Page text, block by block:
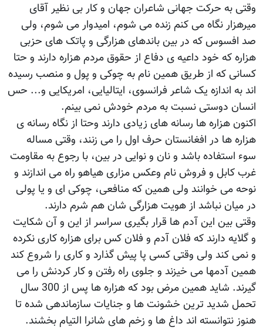
وقتی به حرکت جهانی شاعران جهان و کار بی نظیر آقای
میرهزار نگاه می کنم زنده می شوم، امیدوار می شوم، ولی
صد افسوس که در بین باندهای هزارگی و پاتک های حزبی
هزاره که خود داعیه ی دفاع از حقوق مردم هزاره دارند و حتا
کسانی که از طریق همین نام به چوکی و پول و منصب رسیده
اند به اندازه یک شاعر فرانسوی، ایتالیایی، امریکایی و... حس
انسان دوستی نسبت به مردم خودش نمی بینم.
اکنون هزاره ها رسانه های زیادی دارند وحتا از نگاه رسانه ی
هزاره ها در افغانستان حرف اول را می زنند، وقتی مساله
سوء استفاده باشد و نان و نوایی در بین، با رجوع به مقاومت
غرب کابل و فروش نام وعکس مزاری هیاهو راه می اندازند و
نوحه می خوانند ولی همین که منافعی، چوکی ای و یا پولی
در میان نباشد از هویت هزارگی شان هم شرم دارند.
وقتی بین این آدم ها قرار بگیری سراسر از این و آن شکایت
و گلایه دارند که فلان آدم و فلان کس برای هزاره کاری نکرده
و نمی کند ولی وقتی کسی پا پیش گذارد و کاری را شروع کند
همین آدمها می خیزند و جلوی راه رفتن و کار کردنش را می
گیرند. شاید همین مرض بود که هزاره ها پس از 300 سال
تحمل شدید ترین خشونت ها و جنایات سازماندهی شده تا
هنوز نتوانسته اند داغ ها و زخم های شانرا التیام بخشند.